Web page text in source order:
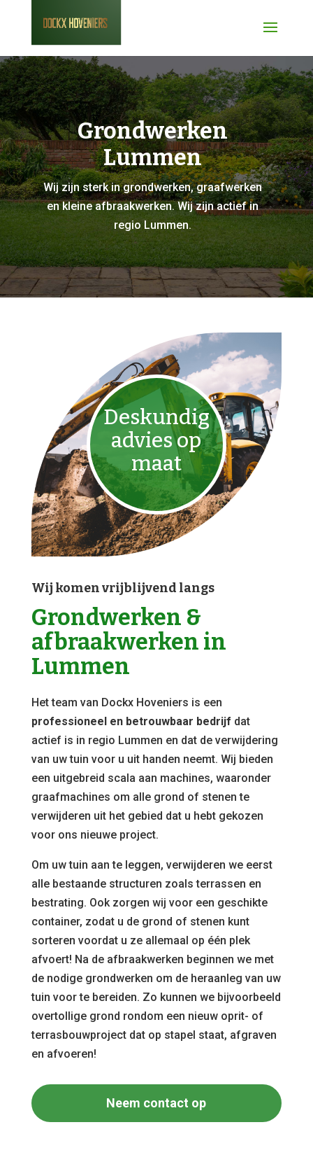
Grondwerken
Lummen
Wij zijn sterk in grondwerken, graafwerken
en kleine afbraakwerken. Wij zijn actief in
regio Lummen.
Deskundig
advies op
maat
Wij komen vrijblijvend langs
Grondwerken &
afbraakwerken in
Lummen
Het team van Dockx Hoveniers is een
professioneel en betrouwbaar bedrijf dat
actief is in regio Lummen en dat de verwijdering
van uw tuin voor u uit handen neemt. Wij bieden
een uitgebreid scala aan machines, waaronder
graafmachines om alle grond of stenen te
verwijderen uit het gebied dat u hebt gekozen
voor ons nieuwe project.
Om uw tuin aan te leggen, verwijderen we eerst
alle bestaande structuren zoals terrassen en
bestrating. Ook zorgen wij voor een geschikte
container, zodat u de grond of stenen kunt
sorteren voordat u ze allemaal op één plek
afvoert! Na de afbraakwerken beginnen we met
de nodige grondwerken om de heraanleg van uw
tuin voor te bereiden. Zo kunnen we bijvoorbeeld
overtollige grond rondom een nieuw oprit- of
terrasbouwproject dat op stapel staat, afgraven
en afvoeren!
Neem contact op